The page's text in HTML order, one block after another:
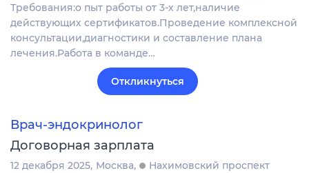
Требования:о пыт работы от 3-х лет,наличие
действующих сертификатов.Проведение комплексной
консультации,диагностики и составление плана
лечения.Работа в команде…
Откликнуться
Врач-эндокринолог
Договорная зарплата
12 декабря 2025 Москва
Нахимовский проспект